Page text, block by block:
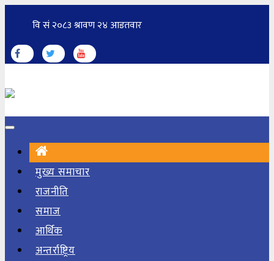
मुख्य समाचार
राजनीति
समाज
आर्थिक
अन्तर्राष्ट्रिय